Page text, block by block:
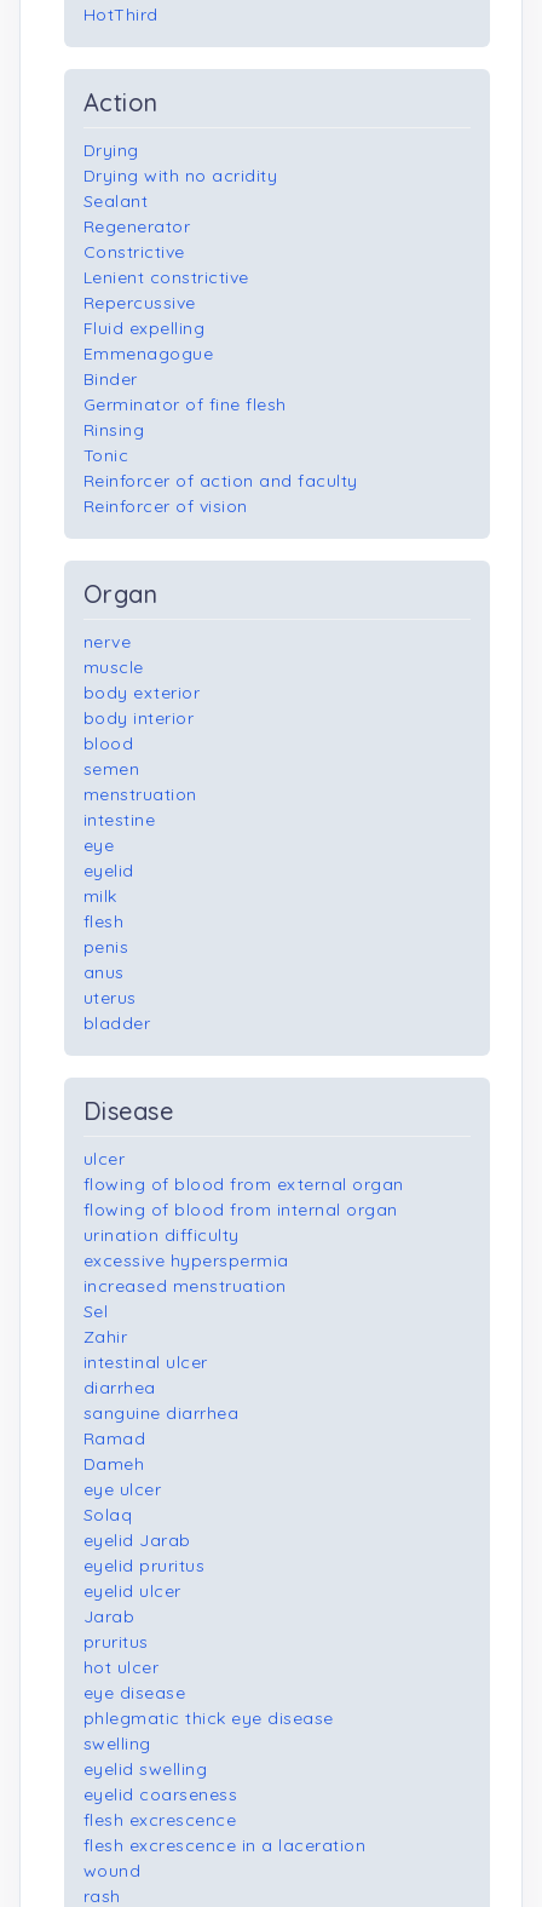
HotThird
Action
Drying
Drying with no acridity
Sealant
Regenerator
Constrictive
Lenient constrictive
Repercussive
Fluid expelling
Emmenagogue
Binder
Germinator of fine flesh
Rinsing
Tonic
Reinforcer of action and faculty
Reinforcer of vision
Organ
nerve
muscle
body exterior
body interior
blood
semen
menstruation
intestine
eye
eyelid
milk
flesh
penis
anus
uterus
bladder
Disease
ulcer
flowing of blood from external organ
flowing of blood from internal organ
urination difficulty
excessive hyperspermia
increased menstruation
Sel
Zahir
intestinal ulcer
diarrhea
sanguine diarrhea
Ramad
Dameh
eye ulcer
Solaq
eyelid Jarab
eyelid pruritus
eyelid ulcer
Jarab
pruritus
hot ulcer
eye disease
phlegmatic thick eye disease
swelling
eyelid swelling
eyelid coarseness
flesh excrescence
flesh excrescence in a laceration
wound
rash